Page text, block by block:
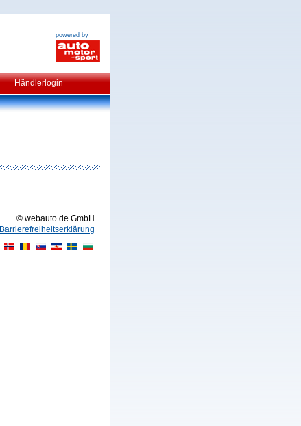
powered by
Händlerlogin
© webauto.de GmbH
Barrierefreiheitserklärung